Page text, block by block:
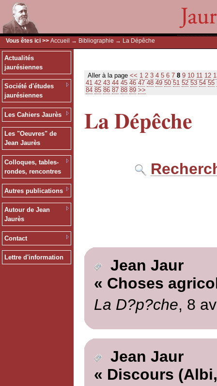
Vous êtes ici >> Accueil → Bibliographie → La Dépêche
Actualités
jaurésiennes
Société d'études
jaurésiennes
Les Cahiers Jaurès
Les "Oeuvres" de
Jean Jaurès
Colloques, tables-
rondes, rencontres
Autres publications
Autour de Jean
Jaurès
Contact
Lettre d'information
Aller à la page << 1 2 3 4 5 6 7 8 9 10 11 12
41 42 43 44 45 46 47 48 49 50 51 52 53 54 55
84 85 86 87 88 89 >>
La Dépêche
Jean Jaur
« Choses
La D?p?che, 8
Jean Jaur
« Discours